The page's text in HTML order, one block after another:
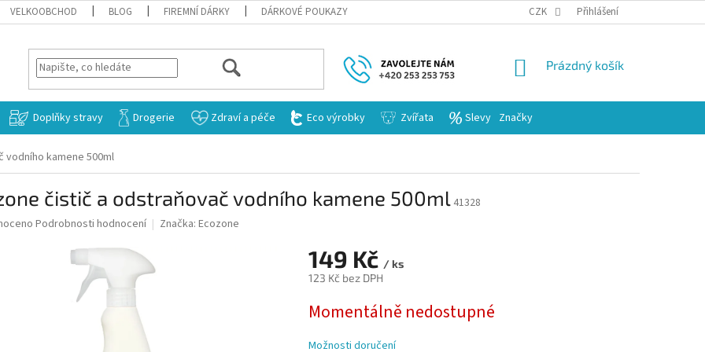
VELKOOBCHOD BLOG FIREMNÍ DÁRKY DÁRKOVÉ POUKAZY CZK Přihlášení
HLEDAT
NÁKUPNÍ
Prázdný košík
Doplňky stravy Drogerie Zdraví a péče Eco výrobky Zvířata Slevy Značky
kamene 500ml
čistič a odstraňovač vodního kamene 500ml41328
Podrobnosti hodnocení Značka: Ecozone
149 Kč / ks
123 Kč bez DPH
cena:
Momentálně nedostupné
Možnosti doručení